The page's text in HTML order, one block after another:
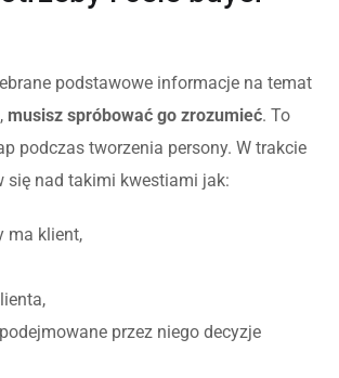
podstawowe informacje na temat
musisz spróbować go zrozumieć. To
podczas tworzenia persony. W trakcie
się nad takimi kwestiami jak:
ma klient,
przez niego decyzje